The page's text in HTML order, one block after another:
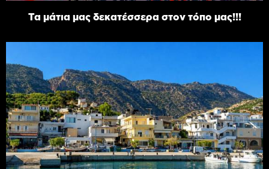
Τα μάτια μας δεκατέσσερα στον τόπο μας!!!